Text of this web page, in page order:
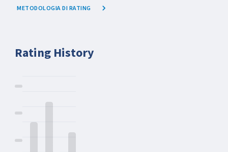
METODOLOGIA DI RATING
Rating History